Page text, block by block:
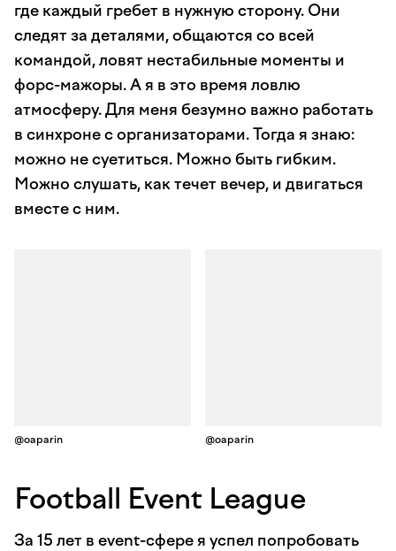
где каждый гребет в нужную сторону. Они
следят за деталями, общаются со всей
командой, ловят нестабильные моменты и
форс-мажоры. А я в это время ловлю
атмосферу. Для меня безумно важно работать
в синхроне с организаторами. Тогда я знаю:
можно не суетиться. Можно быть гибким.
Можно слушать, как течет вечер, и двигаться
вместе с ним.
@oaparin @oaparin
Football Event League
За 15 лет в event-сфере я успел попробовать